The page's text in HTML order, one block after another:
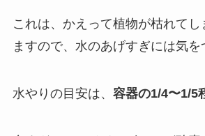
これは、かえって植物が枯れてし
ますので、水のあげすぎには気を
水やりの目安は、 容器の1/4〜1/5